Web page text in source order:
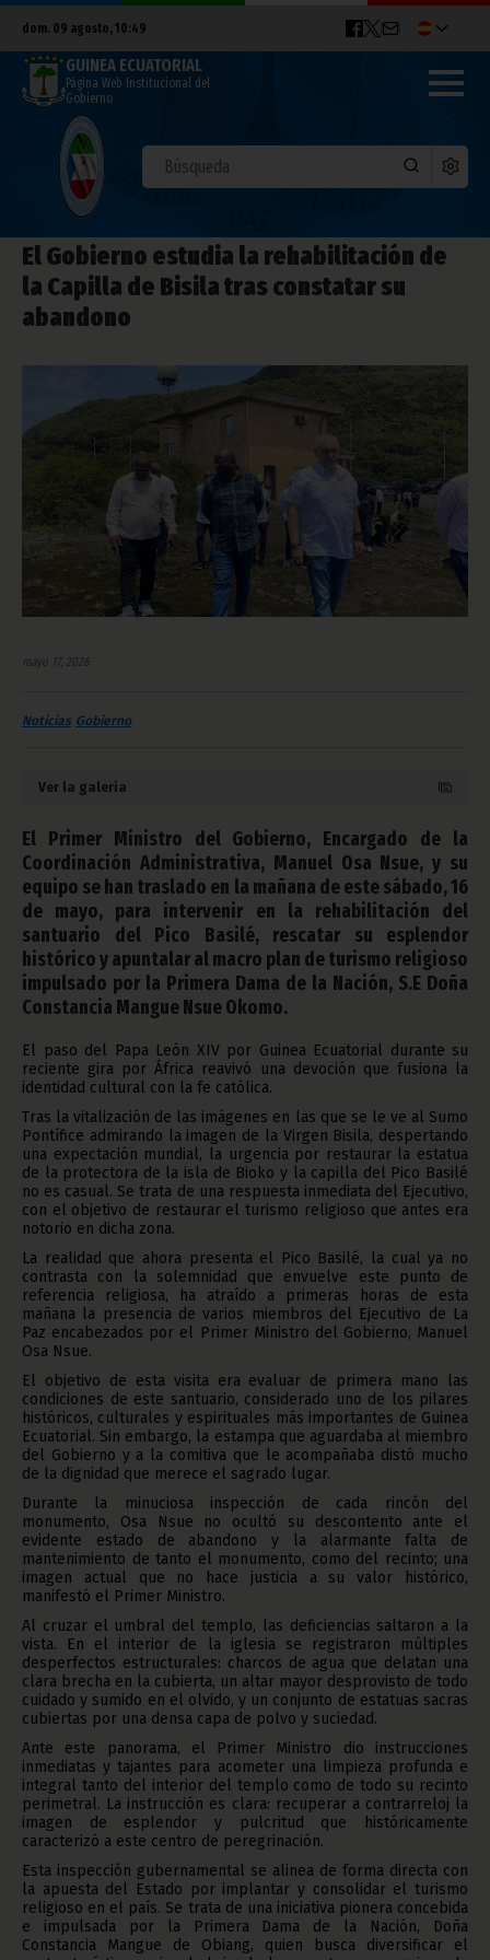
dom. 09 agosto, 10:49
GUINEA ECUATORIAL
Página Web Institucional del
Gobierno
El Gobierno estudia la rehabilitación de
la Capilla de Bisila tras constatar su
abandono
mayo 17, 2026
Noticias Gobierno
Ver la galería
El Primer Ministro del Gobierno, Encargado de la
Coordinación Administrativa, Manuel Osa Nsue, y su
equipo se han traslado en la mañana de este sábado, 16
de mayo, para intervenir en la rehabilitación del
santuario del Pico Basilé, rescatar su esplendor
histórico y apuntalar al macro plan de turismo religioso
impulsado por la Primera Dama de la Nación, S.E Doña
Constancia Mangue Nsue Okomo.
El paso del Papa León XIV por Guinea Ecuatorial durante su
reciente gira por África reavivó una devoción que fusiona la
identidad cultural con la fe católica.
Tras la vitalización de las imágenes en las que se le ve al Sumo
Pontífice admirando la imagen de la Virgen Bisila, despertando
una expectación mundial, la urgencia por restaurar la estatua
de la protectora de la isla de Bioko y la capilla del Pico Basilé
no es casual. Se trata de una respuesta inmediata del Ejecutivo,
con el objetivo de restaurar el turismo religioso que antes era
notorio en dicha zona.
La realidad que ahora presenta el Pico Basilé, la cual ya no
contrasta con la solemnidad que envuelve este punto de
referencia religiosa, ha atraído a primeras horas de esta
mañana la presencia de varios miembros del Ejecutivo de La
Paz encabezados por el Primer Ministro del Gobierno, Manuel
Osa Nsue.
El objetivo de esta visita era evaluar de primera mano las
condiciones de este santuario, considerado uno de los pilares
históricos, culturales y espirituales más importantes de Guinea
Ecuatorial. Sin embargo, la estampa que aguardaba al miembro
del Gobierno y a la comitiva que le acompañaba distó mucho
de la dignidad que merece el sagrado lugar.
Durante la minuciosa inspección de cada rincón del
monumento, Osa Nsue no ocultó su descontento ante el
evidente estado de abandono y la alarmante falta de
mantenimiento de tanto el monumento, como del recinto; una
imagen actual que no hace justicia a su valor histórico,
manifestó el Primer Ministro.
Al cruzar el umbral del templo, las deficiencias saltaron a la
vista. En el interior de la iglesia se registraron múltiples
desperfectos estructurales: charcos de agua que delatan una
clara brecha en la cubierta, un altar mayor desprovisto de todo
cuidado y sumido en el olvido, y un conjunto de estatuas sacras
cubiertas por una densa capa de polvo y suciedad.
Ante este panorama, el Primer Ministro dio instrucciones
inmediatas y tajantes para acometer una limpieza profunda e
integral tanto del interior del templo como de todo su recinto
perimetral. La instrucción es clara: recuperar a contrarreloj la
imagen de esplendor y pulcritud que históricamente
caracterizó a este centro de peregrinación.
Esta inspección gubernamental se alinea de forma directa con
la apuesta del Estado por implantar y consolidar el turismo
religioso en el país. Se trata de una iniciativa pionera concebida
e impulsada por la Primera Dama de la Nación, Doña
Constancia Mangue de Obiang, quien busca diversificar el